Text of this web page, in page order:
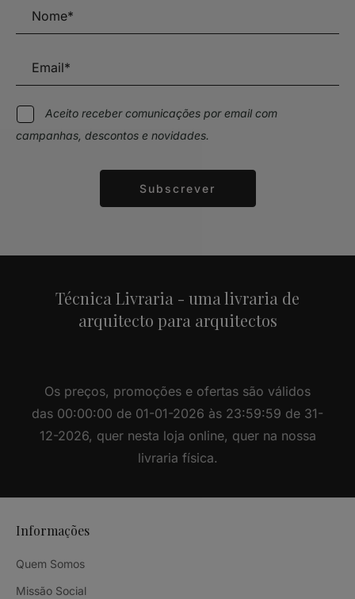
Aceito receber comunicações por email com
campanhas, descontos e novidades.
Subscrever
Técnica Livraria - uma livraria de
arquitecto para arquitectos
Os preços, promoções e ofertas são válidos
das 00:00:00 de 01-01-2026 às 23:59:59 de 31-
12-2026, quer nesta loja online, quer na nossa
livraria física.
Informações
Quem Somos
Missão Social